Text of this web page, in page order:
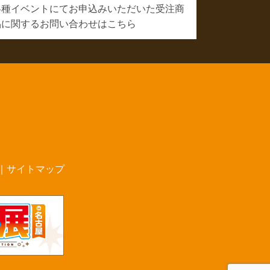
イベントにてお申込みいただいた受注商
関するお問い合わせはこちら
サイトマップ